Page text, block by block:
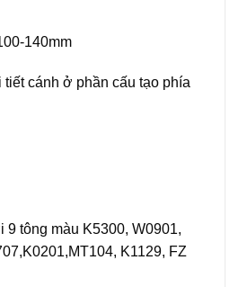
140mm
tiết cánh ở phần cấu tạo phía
9 tông màu K5300, W0901,
K1129, FZ